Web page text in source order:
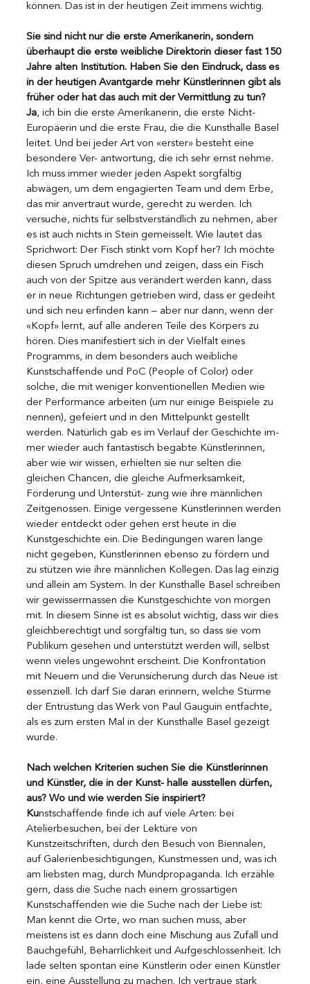
können. Das ist in der heutigen Zeit immens wichtig.
Sie sind nicht nur die erste Amerikanerin, sondern
überhaupt die erste weibliche Direktorin dieser fast 150
Jahre alten Institution. Haben Sie den Eindruck, dass es
in der heutigen Avantgarde mehr Künstlerinnen gibt als
früher oder hat das auch mit der Vermittlung zu tun?
Ja, ich bin die erste Amerikanerin, die erste Nicht-
Europäerin und die erste Frau, die die Kunsthalle Basel
leitet. Und bei jeder Art von «erster» besteht eine
besondere Ver- antwortung, die ich sehr ernst nehme.
Ich muss immer wieder jeden Aspekt sorgfältig
abwägen, um dem engagierten Team und dem Erbe,
das mir anvertraut wurde, gerecht zu werden. Ich
versuche, nichts für selbstverständlich zu nehmen, aber
es ist auch nichts in Stein gemeisselt. Wie lautet das
Sprichwort: Der Fisch stinkt vom Kopf her? Ich möchte
diesen Spruch umdrehen und zeigen, dass ein Fisch
auch von der Spitze aus verändert werden kann, dass
er in neue Richtungen getrieben wird, dass er gedeiht
und sich neu erfinden kann – aber nur dann, wenn der
«Kopf» lernt, auf alle anderen Teile des Körpers zu
hören. Dies manifestiert sich in der Vielfalt eines
Programms, in dem besonders auch weibliche
Kunstschaffende und PoC (People of Color) oder
solche, die mit weniger konventionellen Medien wie
der Performance arbeiten (um nur einige Beispiele zu
nennen), gefeiert und in den Mittelpunkt gestellt
werden. Natürlich gab es im Verlauf der Geschichte im-
mer wieder auch fantastisch begabte Künstlerinnen,
aber wie wir wissen, erhielten sie nur selten die
gleichen Chancen, die gleiche Aufmerksamkeit,
Förderung und Unterstüt- zung wie ihre männlichen
Zeitgenossen. Einige vergessene Künstlerinnen werden
wieder entdeckt oder gehen erst heute in die
Kunstgeschichte ein. Die Bedingungen waren lange
nicht gegeben, Künstlerinnen ebenso zu fördern und
zu stützen wie ihre männlichen Kollegen. Das lag einzig
und allein am System. In der Kunsthalle Basel schreiben
wir gewissermassen die Kunstgeschichte von morgen
mit. In diesem Sinne ist es absolut wichtig, dass wir dies
gleichberechtigt und sorgfältig tun, so dass sie vom
Publikum gesehen und unterstützt werden will, selbst
wenn vieles ungewohnt erscheint. Die Konfrontation
mit Neuem und die Verunsicherung durch das Neue ist
essenziell. Ich darf Sie daran erinnern, welche Stürme
der Entrüstung das Werk von Paul Gauguin entfachte,
als es zum ersten Mal in der Kunsthalle Basel gezeigt
wurde.
Nach welchen Kriterien suchen Sie die Künstlerinnen
und Künstler, die in der Kunst- halle ausstellen dürfen,
aus? Wo und wie werden Sie inspiriert?
Kunstschaffende finde ich auf viele Arten: bei
Atelierbesuchen, bei der Lektüre von
Kunstzeitschriften, durch den Besuch von Biennalen,
auf Galerienbesichtigungen, Kunstmessen und, was ich
am liebsten mag, durch Mundpropaganda. Ich erzähle
gern, dass die Suche nach einem grossartigen
Kunstschaffenden wie die Suche nach der Liebe ist:
Man kennt die Orte, wo man suchen muss, aber
meistens ist es dann doch eine Mischung aus Zufall und
Bauchgefühl, Beharrlichkeit und Aufgeschlossenheit. Ich
lade selten spontan eine Künstlerin oder einen Künstler
ein, eine Ausstellung zu machen. Ich vertraue stark